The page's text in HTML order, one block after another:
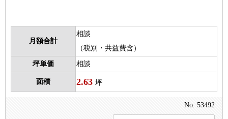
月額合計
相談
（税別・共益費含）
坪単価 相談
面積 2.63 坪
No. 53492